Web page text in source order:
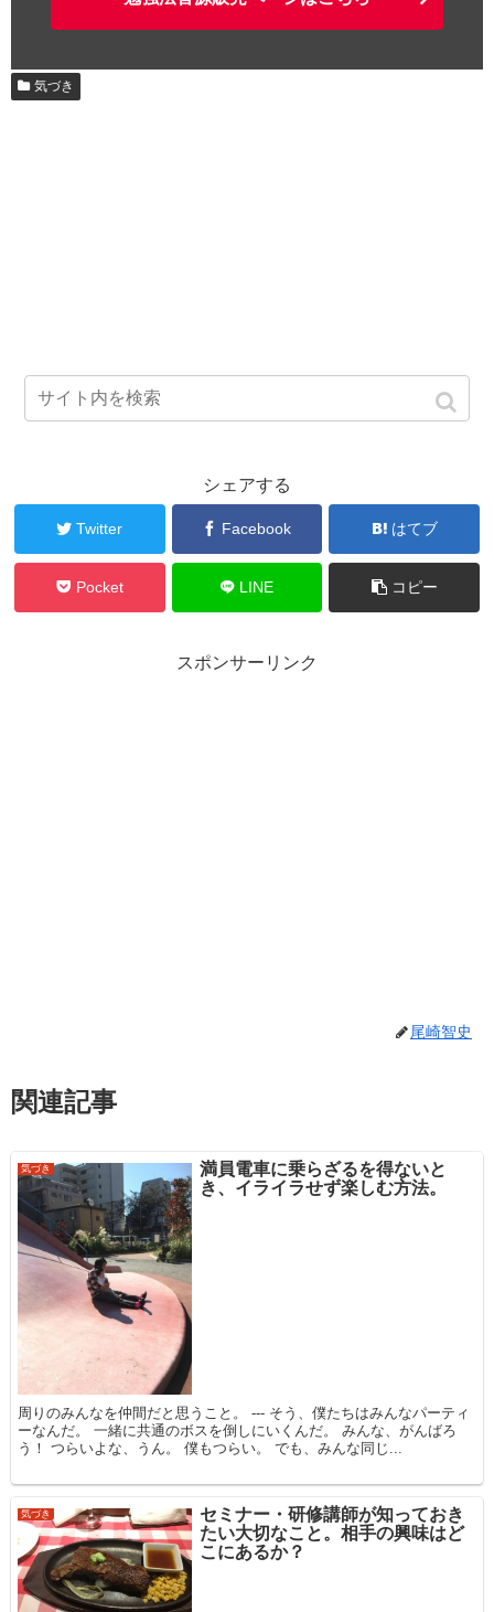
気づき
シェアする
Twitter Facebook はてブ
Pocket LINE コピー
スポンサーリンク
尾崎智史
関連記事
気づき
満員電車に乗らざるを得ないと
き、イライラせず楽しむ方法。
周りのみんなを仲間だと思うこと。 --- そう、僕たちはみんなパーティ
ーなんだ。 一緒に共通のボスを倒しにいくんだ。 みんな、がんばろ
う！ つらいよな、うん。 僕もつらい。 でも、みんな同じ...
気づき
セミナー・研修講師が知っておき
たい大切なこと。相手の興味はど
こにあるか？